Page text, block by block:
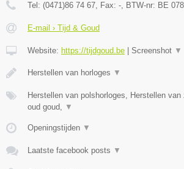
Tel: (0471)86 74 67 , Fax: - , BTW-nr: BE
E-mail › Tijd & Goud
Website: https://tijdgoud.be | Screenshot ▼
Herstellen van horloges ▼
Herstellen van polshorloges, Herstellen
oud goud,
▼
Openingstijden ▼
Laatste facebook posts ▼